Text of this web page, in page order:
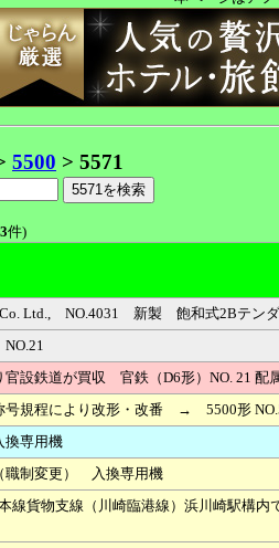
5500 > 5571
件)
Co. Ltd., NO.4031 新製 飽和式2Bテン
官設鉄道が買収 官鉄（D6形）NO.
号規程により改形・改番 → 5500形
専用機
職制変更） 入換専用機
線貨物支線（川崎臨港線）浜川崎駅構